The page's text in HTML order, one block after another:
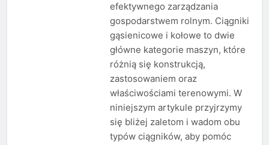
efektywnego zarządzania
gospodarstwem rolnym. Ciągniki
gąsienicowe i kołowe to dwie
główne kategorie maszyn, które
różnią się konstrukcją,
zastosowaniem oraz
właściwościami terenowymi. W
niniejszym artykule przyjrzymy
się bliżej zaletom i wadom obu
typów ciągników, aby pomóc